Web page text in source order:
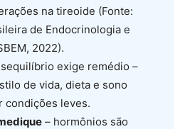
na tireoide (Fonte:
de Endocrinologia e
2022).
exige remédio –
de vida, dieta e sono
condições leves.
– hormônios são